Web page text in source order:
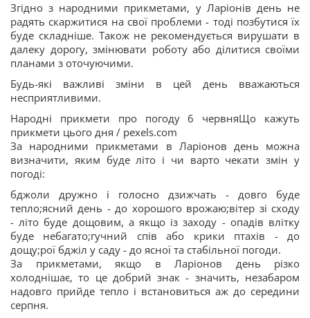
Згідно з народними прикметами, у Ларіонів день не
радять скаржитися на свої проблеми - тоді позбутися їх
буде складніше. Також не рекомендується вирушати в
далеку дорогу, змінювати роботу або ділитися своїми
планами з оточуючими.
Будь-які важливі зміни в цей день вважаються
несприятливими.
Народні прикмети про погоду 6 червняЩо кажуть
прикмети цього дня / pexels.com
За народними прикметами в Ларіонов день можна
визначити, яким буде літо і чи варто чекати змін у
погоді:
бджоли дружно і голосно дзижчать - довго буде
тепло;ясний день - до хорошого врожаю;вітер зі сходу
- літо буде дощовим, а якщо із заходу - опадів влітку
буде небагато;гучний спів або крики птахів - до
дощу;рої бджіл у саду - до ясної та стабільної погоди.
За прикметами, якщо в Ларіонов день різко
холоднішає, то це добрий знак - значить, незабаром
надовго прийде тепло і встановиться аж до середини
серпня.